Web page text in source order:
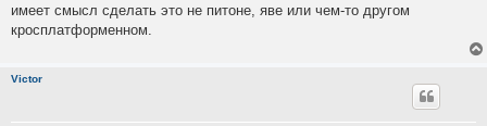
имеет смысл сделать это не питоне, яве или чем-то другом
кросплатформенном.
Victor